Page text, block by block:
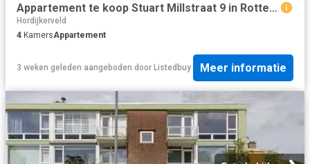
Appartement te koop Stuart Millstraat 9 in Rotterdam voor € 30.
Hordijkerveld
4 KamersAppartement
3 weken geleden aangeboden door Listedbuy Meer informatie